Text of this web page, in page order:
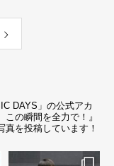
DAYS」の公式アカ
の瞬間を全力で！』
を投稿しています！